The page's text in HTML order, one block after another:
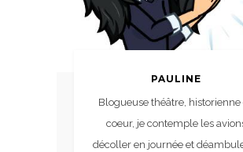
PAULINE
Blogueuse théâtre, historienne
coeur, je contemple les
décoller en journée et